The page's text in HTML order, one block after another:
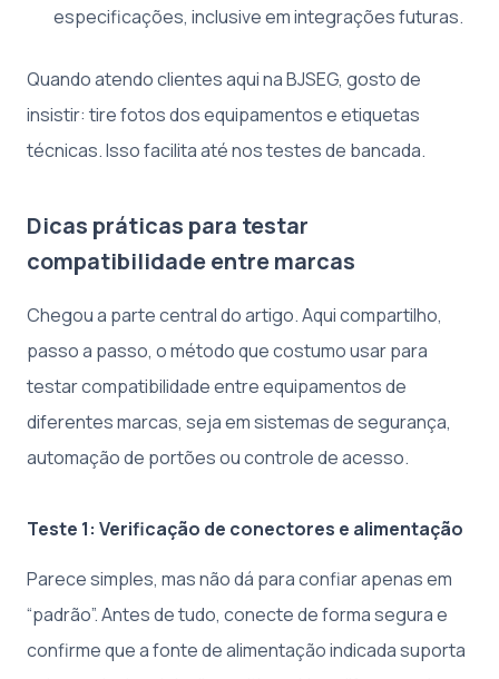
especificações, inclusive em integrações futuras.
Quando atendo clientes aqui na BJSEG, gosto de
insistir: tire fotos dos equipamentos e etiquetas
técnicas. Isso facilita até nos testes de bancada.
Dicas práticas para testar
compatibilidade entre marcas
Chegou a parte central do artigo. Aqui compartilho,
passo a passo, o método que costumo usar para
testar compatibilidade entre equipamentos de
diferentes marcas, seja em sistemas de segurança,
automação de portões ou controle de acesso.
Teste 1: Verificação de conectores e alimentação
Parece simples, mas não dá para confiar apenas em
“padrão”. Antes de tudo, conecte de forma segura e
confirme que a fonte de alimentação indicada suporta